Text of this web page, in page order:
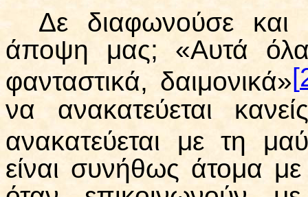
Δε διαφωνούσε και
άποψη μας; «Αυτά
φανταστικά, δαιμονικά»[
να ανακατεύεται
ανακατεύεται με τη
είναι συνήθως άτομα